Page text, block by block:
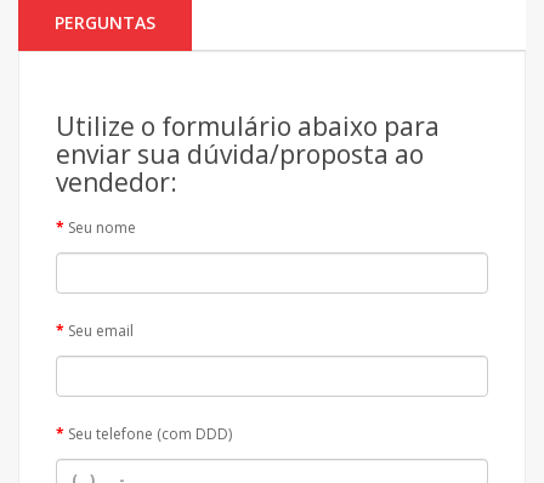
PERGUNTAS
Utilize o formulário abaixo para
enviar sua dúvida/proposta ao
vendedor:
Seu nome
Seu email
Seu telefone (com DDD)